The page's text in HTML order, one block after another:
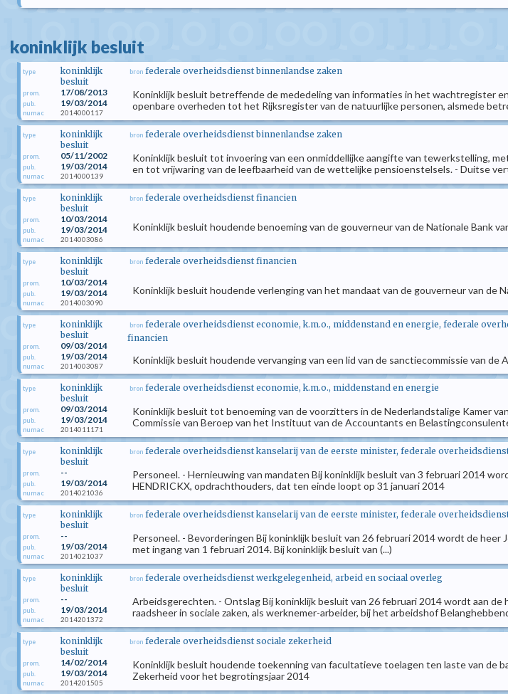
koninklijk besluit
type
koninklijk
besluit
prom. 17/08/2013
pub. 19/03/2014
numac 2014000117
bron federale overheidsdienst binnenlandse zaken
Koninklijk besluit betreffende de mededeling van informaties in het wachtregister
openbare overheden tot het Rijksregister van de natuurlijke personen, alsmede
type
koninklijk
besluit
prom. 05/11/2002
pub. 19/03/2014
numac 2014000139
bron federale overheidsdienst binnenlandse zaken
Koninklijk besluit tot invoering van een onmiddellijke aangifte van tewerkstelling,
en tot vrijwaring van de leefbaarheid van de wettelijke pensioenstelsels. - Duitse
type
koninklijk
besluit
prom. 10/03/2014
pub. 19/03/2014
numac 2014003086
bron federale overheidsdienst financien
Koninklijk besluit houdende benoeming van de gouverneur van de Nationale Bank
type
koninklijk
besluit
prom. 10/03/2014
pub. 19/03/2014
numac 2014003090
bron federale overheidsdienst financien
Koninklijk besluit houdende verlenging van het mandaat van de gouverneur van de
type
koninklijk
besluit
prom. 09/03/2014
pub. 19/03/2014
numac 2014003087
bron federale overheidsdienst economie, k.m.o., middenstand en energie, federale
financien
Koninklijk besluit houdende vervanging van een lid van de sanctiecommissie van
type
koninklijk
besluit
prom. 09/03/2014
pub. 19/03/2014
numac 2014011171
bron federale overheidsdienst economie, k.m.o., middenstand en energie
Koninklijk besluit tot benoeming van de voorzitters in de Nederlandstalige Kamer
Commissie van Beroep van het Instituut van de Accountants en
type
koninklijk
besluit
prom. --
pub. 19/03/2014
numac 2014021036
bron federale overheidsdienst kanselarij van de eerste minister, federale
Personeel. - Hernieuwing van mandaten Bij koninklijk besluit van 3 februari 2014
HENDRICKX, opdrachthouders, dat ten einde loopt op 31 januari 2014
type
koninklijk
besluit
prom. --
pub. 19/03/2014
numac 2014021037
bron federale overheidsdienst kanselarij van de eerste minister, federale
Personeel. - Bevorderingen Bij koninklijk besluit van 26 februari 2014 wordt de
met ingang van 1 februari 2014. Bij koninklijk besluit van (...)
type
koninklijk
besluit
prom. --
pub. 19/03/2014
numac 2014201372
bron federale overheidsdienst werkgelegenheid, arbeid en sociaal overleg
Arbeidsgerechten. - Ontslag Bij koninklijk besluit van 26 februari 2014 wordt aan
raadsheer in sociale zaken, als werknemer-arbeider, bij het arbeidshof
type
koninklijk
besluit
prom. 14/02/2014
pub. 19/03/2014
numac 2014201505
bron federale overheidsdienst sociale zekerheid
Koninklijk besluit houdende toekenning van facultatieve toelagen ten laste van de
Zekerheid voor het begrotingsjaar 2014